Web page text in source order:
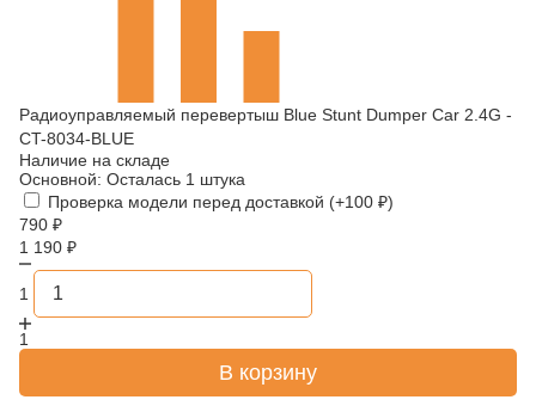
Радиоуправляемый перевертыш Blue Stunt Dumper Car 2.4G -
CT-8034-BLUE
Наличие на складе
Основной: Осталась 1 штука
Проверка модели перед доставкой (+100 ₽)
790 ₽
1 190 ₽
1
1
В корзину